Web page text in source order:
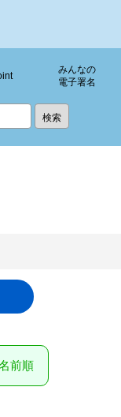
みんなの
電子署名
前順